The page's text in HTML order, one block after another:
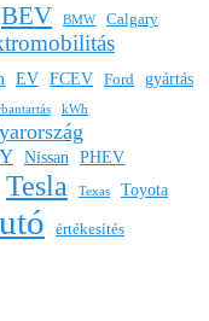
BEV BMW Calgary
EV FCEV Ford gyártás
kWh
Nissan PHEV
Tesla Texas
Toyota
értékesítés